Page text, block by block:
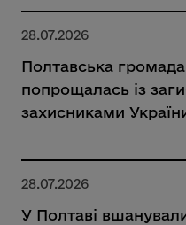
військового
комплексу
28.07.2026
Полтавська громада
попрощалась із
захисниками
28.07.2026
У Полтаві